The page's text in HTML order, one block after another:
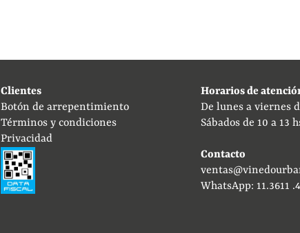
Clientes
Botón de arrepentimiento
Términos y condiciones
Privacidad
Horarios de
De lunes a viernes
Sábados de 10 a 13
Contacto
WhatsApp: 11.3611